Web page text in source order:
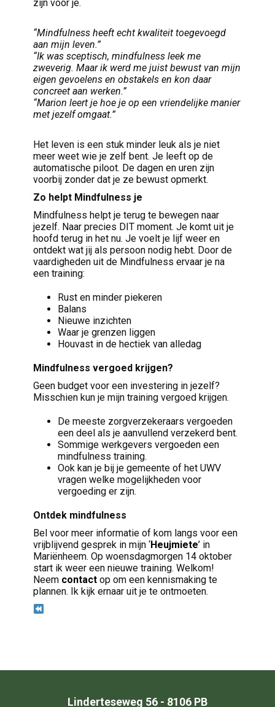
zijn voor je.
“Mindfulness heeft echt kwaliteit toegevoegd
aan mijn leven.”
“Ik was sceptisch, mindfulness leek me
zweverig. Maar ik werd me juist bewust van mijn
eigen gevoelens en obstakels en kon daar
concreet aan werken.”
“Marion leert je hoe je op een vriendelijke manier
met jezelf omgaat.”
Het leven is een stuk minder leuk als je niet
meer weet wie je zelf bent. Je leeft op de
automatische piloot. De dagen en uren zijn
voorbij zonder dat je ze bewust opmerkt.
Zo helpt Mindfulness je
Mindfulness helpt je terug te bewegen naar
jezelf. Naar precies DIT moment. Je komt uit je
hoofd terug in het nu. Je voelt je lijf weer en
ontdekt wat jij als persoon nodig hebt. Door de
vaardigheden uit de Mindfulness ervaar je na
een training:
Rust en minder piekeren
Balans
Nieuwe inzichten
Waar je grenzen liggen
Houvast in de hectiek van alledag
Mindfulness vergoed krijgen?
Geen budget voor een investering in jezelf?
Misschien kun je mijn training vergoed krijgen.
De meeste zorgverzekeraars vergoeden
een deel als je aanvullend verzekerd bent.
Sommige werkgevers vergoeden een
mindfulness training.
Ook kan je bij je gemeente of het UWV
vragen welke mogelijkheden voor
vergoeding er zijn.
Ontdek mindfulness
Bel voor meer informatie of kom langs voor een
vrijblijvend gesprek in mijn ‘Heujmiete’ in
Mariënheem. Op woensdagmorgen 14 oktober
start ik weer een nieuwe training. Welkom!
Neem contact op om een kennismaking te
plannen. Ik kijk ernaar uit je te ontmoeten.
Linderteseweg 56 - 8106 PB